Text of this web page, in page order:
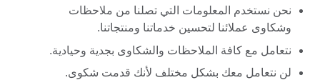
نحن نستخدم المعلومات التي تصلنا من ملاحظات
وشكاوى عملائنا لتحسين خدماتنا ومنتجاتنا.
نتعامل مع كافة الملاحظات والشكاوى بجدية وحيادية.
لن نتعامل معك بشكل مختلف لأنك قدمت شكوى.